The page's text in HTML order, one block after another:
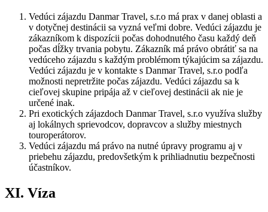
Vedúci zájazdu Danmar Travel, s.r.o má prax v danej oblasti a
v dotyčnej destinácii sa vyzná veľmi dobre. Vedúci zájazdu je
zákazníkom k dispozícii počas dohodnutého času každý deň
počas dĺžky trvania pobytu. Zákazník má právo obrátiť sa na
vedúceho zájazdu s každým problémom týkajúcim sa zájazdu.
Vedúci zájazdu je v kontakte s Danmar Travel, s.r.o podľa
možnosti nepretržite počas zájazdu. Vedúci zájazdu sa k
cieľovej skupine pripája až v cieľovej destinácii ak nie je
určené inak.
Pri exotických zájazdoch Danmar Travel, s.r.o využíva služby
aj lokálnych sprievodcov, dopravcov a služby miestnych
touroperátorov.
Vedúci zájazdu má právo na nutné úpravy programu aj v
priebehu zájazdu, predovšetkým k prihliadnutiu bezpečnosti
účastníkov.
XI. Víza